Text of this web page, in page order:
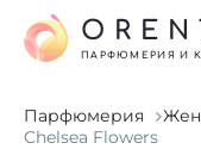
ПАРФЮМЕРИЯ И
Парфюмерия
Chelsea Flowers